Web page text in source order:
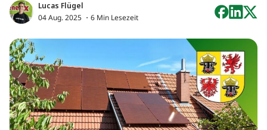
Lucas Flügel
04 Aug. 2025 ・6 Min Lesezeit